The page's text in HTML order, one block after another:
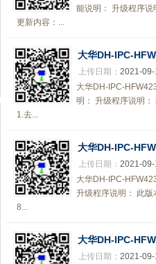
能说明： 升级程序
更新内容：...
大华DH-IPC-
上传日期： 2021-
大华DH-IPC-
明： 升级程序说明
1.去...
大华DH-IPC-
上传日期： 2021-
大华DH-IPC-
升级程序说明： 此
8...
大华DH-IPC-
上传日期： 2021-